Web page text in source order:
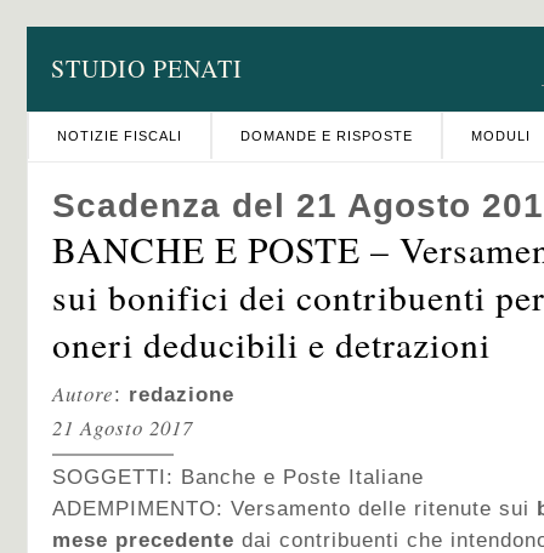
STUDIO PENATI
NOTIZIE FISCALI DOMANDE E RISPOSTE MODULI
Scadenza del 21 Agosto
BANCHE E POSTE –
sui bonifici dei contribuenti
oneri deducibili e detrazioni
Autore: redazione
21 Agosto 2017
SOGGETTI: Banche e Poste Italiane
ADEMPIMENTO: Versamento delle ritenute sui
mese precedente dai contribuenti che